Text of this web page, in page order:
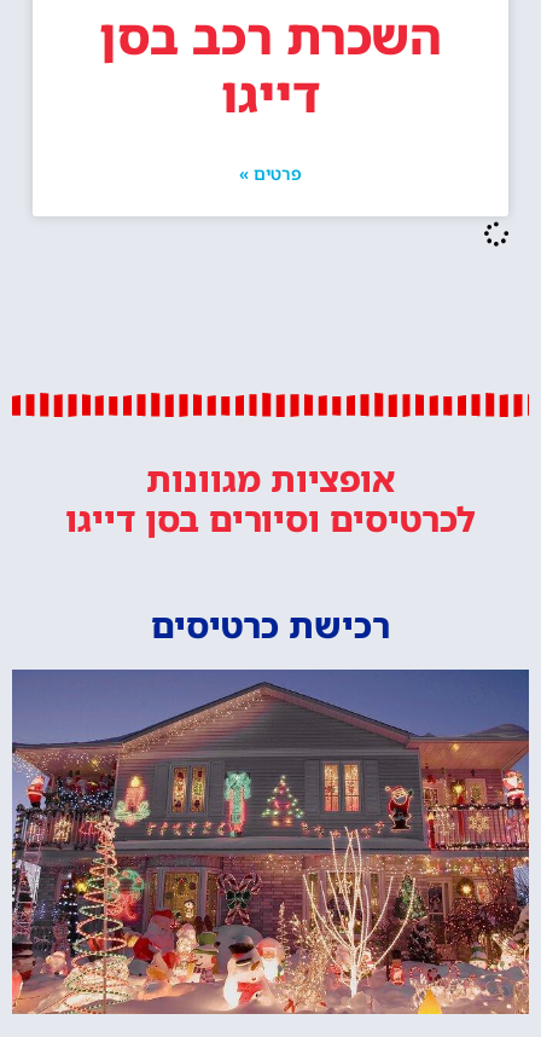
השכרת רכב בסן
דייגו
פרטים »
אופציות מגוונות
לכרטיסים וסיורים בסן דייגו
רכישת כרטיסים